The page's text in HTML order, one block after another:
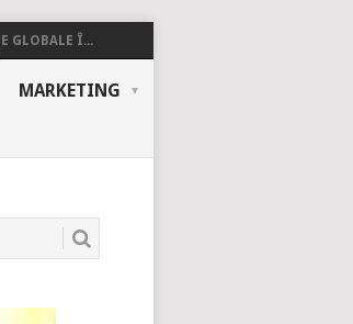
GLOBALE Î...
MARKETING